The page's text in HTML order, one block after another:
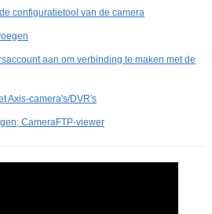
configuratietool van de camera
aan om verbinding te maken met de
Axis-camera's/DVR's
CameraFTP-viewer